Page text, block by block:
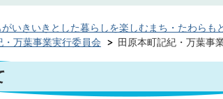
いきいきとした暮らしを楽しむまち・たわらも
・万葉事業実行委員会 田原本町記紀・万葉事